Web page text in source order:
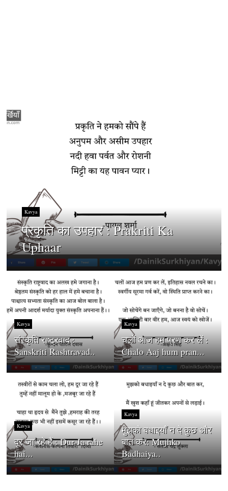
Kavya
प्रकृति का उपहार : Prakriti Ka
Uphaar
Kavya
संस्कृति राष्ट्रवाद :
Sanskriti Rashtravad..
Kavya
चलों आज हम प्रण कर लें :
Chalo Aaj hum pran...
Kavya
दूर जा रहे हैं : Dur Ja rahe
hai...
Kavya
मुझको बधाइयाँ न दे कुछ और
बात कर: Mujhko
Badhaiya..